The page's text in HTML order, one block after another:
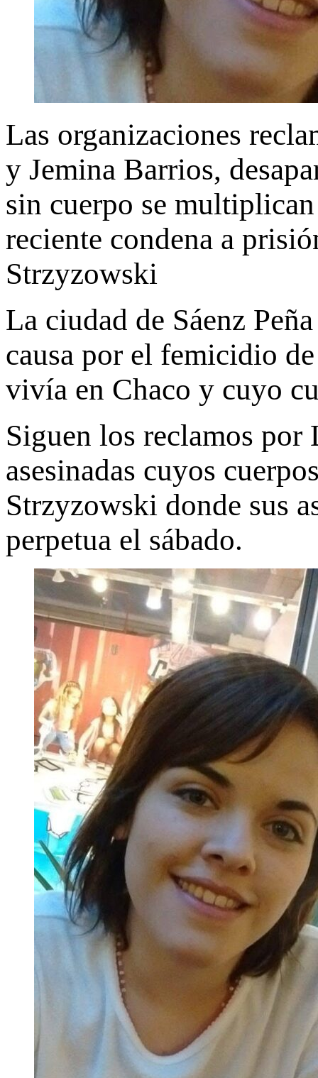
Las organizaciones
y Jemina Barrios,
sin cuerpo se
reciente condena a
Strzyzowski
La ciudad de Sáenz
causa por el femicidio
vivía en Chaco y cuyo
Siguen los reclamos
asesinadas cuyos
Strzyzowski donde sus
perpetua el sábado.